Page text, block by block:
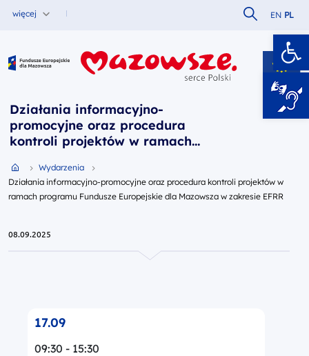
więcej Szukaj w
EN PL
Fundusze Europejskie dla Mazowsza
Działania informacyjno-
promocyjne oraz procedura
kontroli projektów w ramach
dla Mazowsza w zakresie EFRR
Przejdź do strony głównej portalu
Wydarzenia
Działania informacyjno-promocyjne oraz procedura kontroli projektów w
ramach programu Fundusze Europejskie dla Mazowsza w zakresie EFRR
08.09.2025
17.09
09:30 - 15:30